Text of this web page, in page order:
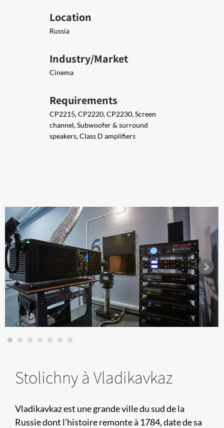
Location
Russia
Industry/Market
Cinema
Requirements
CP2215, CP2220, CP2230, Screen
channel, Subwoofer & surround
speakers, Class D amplifiers
Stolichny à Vladikavkaz
Vladikavkaz est une grande ville du sud de la
Russie dont l’histoire remonte à 1784, date de sa